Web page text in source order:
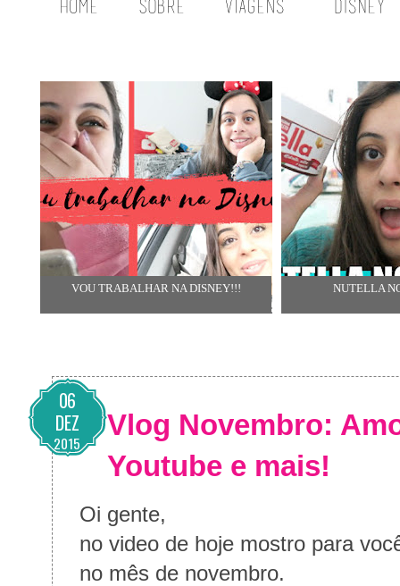
VOU TRABALHAR NA DISNEY!!! NUTELLA
06
DEZ
2015
Vlog Novembro:
Youtube e mais!
Oi gente,
no video de hoje mostro para
no mês de novembro.